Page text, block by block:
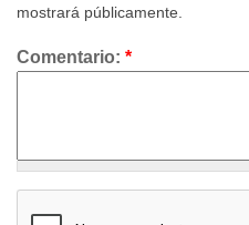
mostrará públicamente.
Comentario: *